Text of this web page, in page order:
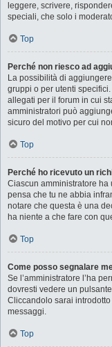
leggere, scrivere,
speciali, che solo i
Top
Perché non riesco ad
La possibilità di
gruppi o per utenti
allegati per il forum in cui
amministratori può
sicuro del motivo per cui
Top
Perché ho ricevuto un
Ciascun amministratore
pensa che tu ne abbia
notare che questa è una
ha niente a che fare con
Top
Come posso segnalare
Se l’amministratore l’ha
dovresti vedere un
Cliccandolo sarai
messaggi.
Top